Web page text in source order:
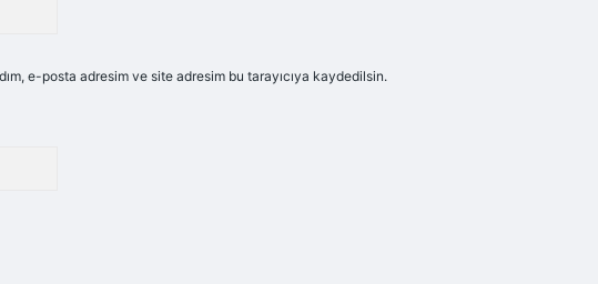
e-posta adresim ve site adresim bu tarayıcıya kaydedilsin.